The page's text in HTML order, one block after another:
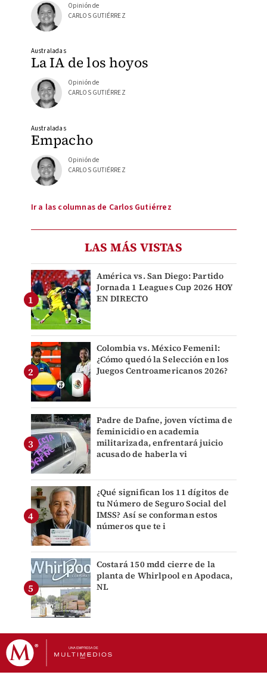
Opinión de
CARLOS GUTIÉRREZ
La IA de los hoyos
Australadas
Opinión de
CARLOS GUTIÉRREZ
Empacho
Australadas
Opinión de
CARLOS GUTIÉRREZ
Ir a las columnas de Carlos Gutiérrez
LAS MÁS VISTAS
América vs. San Diego: Partido
Jornada 1 Leagues Cup 2026 HOY
EN DIRECTO
Colombia vs. México Femenil:
¿Cómo quedó la Selección en los
Juegos Centroamericanos 2026?
Padre de Dafne, joven víctima de
feminicidio en academia
militarizada, enfrentará juicio
acusado de haberla vi
¿Qué significan los 11 dígitos de
tu Número de Seguro Social del
IMSS? Así se conforman estos
números que te i
Costará 150 mdd cierre de la
planta de Whirlpool en Apodaca,
NL